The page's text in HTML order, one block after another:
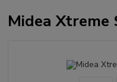
Midea Xtreme